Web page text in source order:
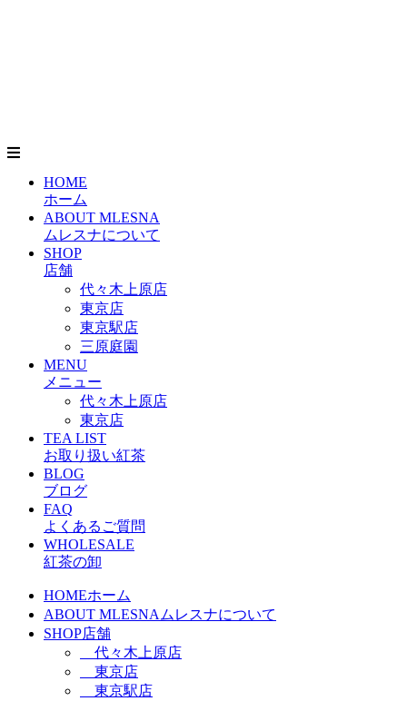
HOME
ホーム
ABOUT MLESNA
ムレスナについて
SHOP
店舗
代々木上原店
東京店
東京駅店
三原庭園
MENU
メニュー
代々木上原店
東京店
TEA LIST
お取り扱い紅茶
BLOG
ブログ
FAQ
よくあるご質問
WHOLESALE
紅茶の卸
HOMEホーム
ABOUT MLESNAムレスナについて
SHOP店舗
代々木上原店
東京店
東京駅店